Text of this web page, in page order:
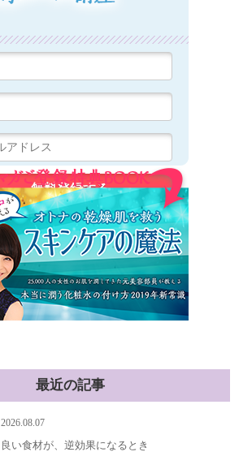
最近の記事
2026.08.07
良い食材が、逆効果になるとき